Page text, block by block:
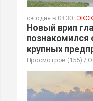
сегодня в 08:30
Новый врип
познакомился
крупных
Просмотров (155) /